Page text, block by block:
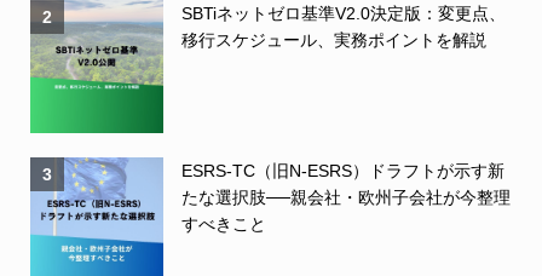
2
SBTiネットゼロ基準V2.0決定版：変更点、
移行スケジュール、実務ポイントを解説
3
ESRS-TC（旧N-ESRS）ドラフトが示す新
たな選択肢──親会社・欧州子会社が今整理
すべきこと